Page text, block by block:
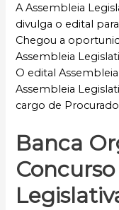
A Assembleia
divulga o edital
Chegou a
Assembleia
O edital
Assembleia
cargo de
Banca